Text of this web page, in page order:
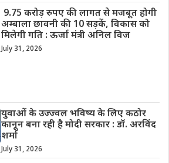
9.75 करोड़ रुपए की लागत से मजबूत होगी
अम्बाला छावनी की 10 सड़कें, विकास को
मिलेगी गति : ऊर्जा मंत्री अनिल विज
July 31, 2026
युवाओं के उज्ज्वल भविष्य के लिए कठोर
कानून बना रही है मोदी सरकार : डॉ. अरविंद
शर्मा
July 31, 2026